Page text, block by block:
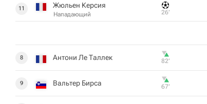
11 Жюльен Керсия
Нападающий 26‎’‎
8 Антони Ле Таллек 82‎’‎
9 Вальтер Бирса 67‎’‎